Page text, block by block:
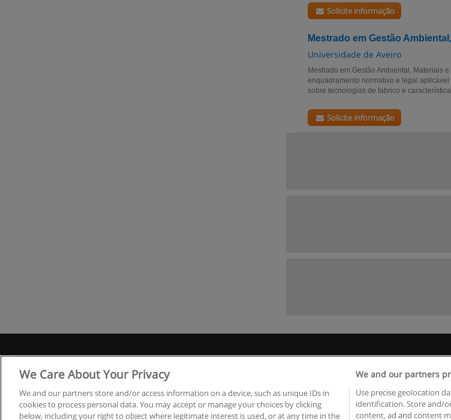
Solicite informação
Mestrado em Gestão
Universidade de Aveiro
Mestrado em Gestão Ambiental, Materiais
enquadramento normativo e legal
sobre tecnologias de fabrico e
Solicite informação
Copyright © Educaedu Business S.L. - CIF : B-
We Care About Your Privacy
We and our partners store and/or access information on a device, such as unique IDs in
cookies to process personal data. You may accept or manage your choices by clicking
below, including your right to object where legitimate interest is used, or at any time in the
We and our partners
Use precise geolocation
identification. Store and/
content, ad and content